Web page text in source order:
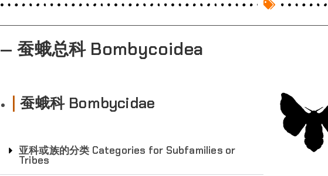
— 蚕蛾总科 Bombycoidea
|蚕蛾科 Bombycidae
亚科或族的分类 Categories for Subfamilies or
Tribes